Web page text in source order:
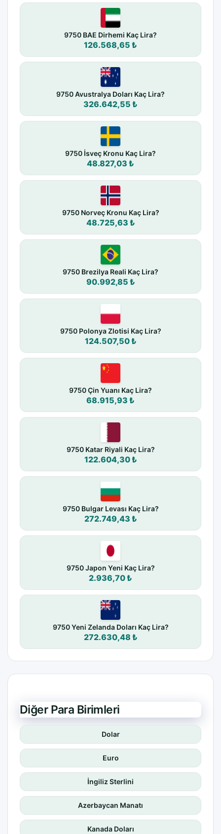
9750 BAE Dirhemi Kaç Lira?
126.568,65 ₺
9750 Avustralya Doları Kaç Lira?
326.642,55 ₺
9750 İsveç Kronu Kaç Lira?
48.827,03 ₺
9750 Norveç Kronu Kaç Lira?
48.725,63 ₺
9750 Brezilya Reali Kaç Lira?
90.992,85 ₺
9750 Polonya Zlotisi Kaç Lira?
124.507,50 ₺
9750 Çin Yuanı Kaç Lira?
68.915,93 ₺
9750 Katar Riyali Kaç Lira?
122.604,30 ₺
9750 Bulgar Levası Kaç Lira?
272.749,43 ₺
9750 Japon Yeni Kaç Lira?
2.936,70 ₺
9750 Yeni Zelanda Doları Kaç Lira?
272.630,48 ₺
Diğer Para Birimleri
Dolar
Euro
İngiliz Sterlini
Azerbaycan Manatı
Kanada Doları